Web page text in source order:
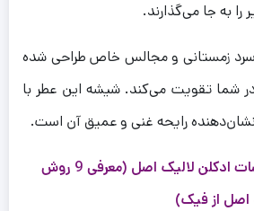
را به جا می‌گذارند.
زمستانی و مجالس خاص طراحی شده
شما تقویت می‌کند. شیشه این عطر با
رایحه غنی و عمیق آن است.
مشخصات ادکلن لالیک اصل (معرفی 9 روش
از فیک)